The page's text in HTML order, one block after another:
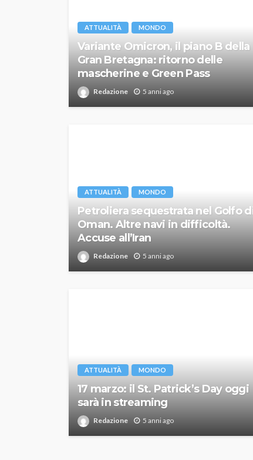
ATTUALITÀ MONDO
Variante Omicron, il piano B della
Gran Bretagna: ritorno delle
mascherine e Green Pass
Redazione 5 anni ago
ATTUALITÀ MONDO
Petroliera sequestrata nel Golfo
Oman. Altre navi in difficoltà.
Accuse all’Iran
Redazione 5 anni ago
ATTUALITÀ MONDO
17 marzo: il St. Patrick’s Day oggi
sarà in streaming
Redazione 5 anni ago